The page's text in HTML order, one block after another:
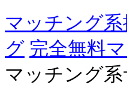
マッチング系
グ 完全無料
マッチング